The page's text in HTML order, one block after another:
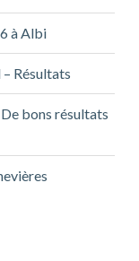
à Albi
Résultats
bons résultats